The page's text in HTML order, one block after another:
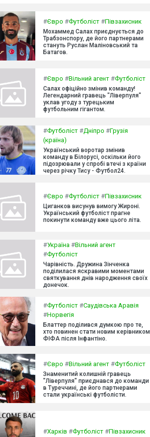
#Євро #Футболіст #Півзахисник
Мохаммед Салах приєднується до
Трабзонспору, де його партнерами
стануть Руслан Маліновський та
Батагов.
#Євро #Вільний агент #Футболіст
Салах офіційно змінив команду!
Легендарний гравець "Ліверпуля"
уклав угоду з турецьким
футбольним гігантом.
#Футболіст #Дніпро #Грузія
(країна)
Український воротар змінив
команду в Білорусі, оскільки його
підозрювали у спробі втечі з країни
через річку Тису - Футбол24.
#Євро #Футболіст #Півзахисник
Циганков висунув вимогу Жироні.
Український футболіст прагне
покинути команду вже цього літа.
#Україна #Вільний агент
#Футболіст
Чарівність. Дружина Зінченка
поділилася яскравими моментами
святкування днів народження своїх
донечок.
#Футболіст #Саудівська Аравія
#Норвегія
Блаттер поділився думкою про те,
хто повинен стати новим керівником
ФІФА після Інфантіно.
#Євро #Вільний агент #Футболіст
Знаменитий колишній гравець
"Ліверпуля" приєднався до команди
в Туреччині, де його партнерами
стали українські футболісти.
#Харків #Футболіст #Півзахисник